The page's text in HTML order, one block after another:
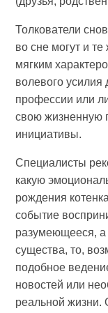
Толкователи
во сне могут и
мягким
волевого усилия
профессии или
свою жизненную
инициативы.
Специалисты
какую
рождения
событие
разумеющееся,
существа, то,
подобное
новостей или
реальной жизни.